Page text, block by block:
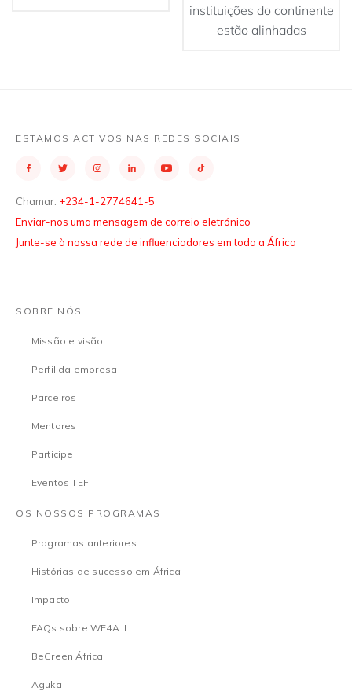
instituições do continente
estão alinhadas
ESTAMOS ACTIVOS NAS REDES SOCIAIS
Chamar: +234-1-2774641-5
Enviar-nos uma mensagem de correio eletrónico
Junte-se à nossa rede de influenciadores em toda a África
SOBRE NÓS
Missão e visão
Perfil da empresa
Parceiros
Mentores
Participe
Eventos TEF
OS NOSSOS PROGRAMAS
Programas anteriores
Histórias de sucesso em África
Impacto
FAQs sobre WE4A II
BeGreen África
Aguka